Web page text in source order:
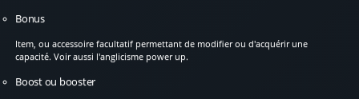
Bonus
Item, ou accessoire facultatif permettant de modifier ou d'acquérir une
capacité. Voir aussi l'anglicisme power up.
Boost ou booster